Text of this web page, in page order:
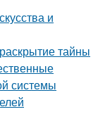
и
тайны
системы